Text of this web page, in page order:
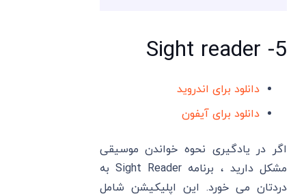
5- Sight reader
دانلود برای اندروید
دانلود برای آیفون
اگر در یادگیری نحوه خواندن موسیقی
مشکل دارید ، برنامه Sight Reader به
دردتان می خورد. این اپلیکیشن شامل